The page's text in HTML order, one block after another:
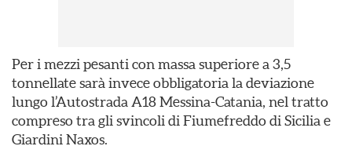
Per i mezzi pesanti con massa superiore a 3,5
tonnellate sarà invece obbligatoria la deviazione
lungo l’Autostrada A18 Messina-Catania, nel tratto
compreso tra gli svincoli di Fiumefreddo di Sicilia e
Giardini Naxos.